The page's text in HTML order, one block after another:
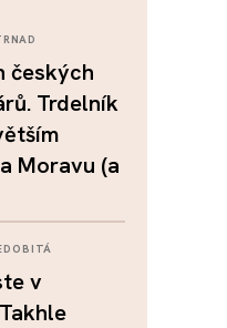
českých
Trdelník
Moravu (a
v